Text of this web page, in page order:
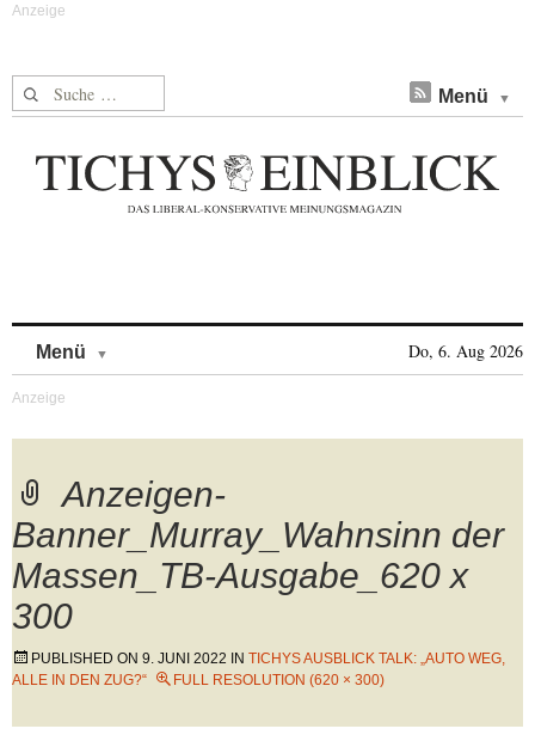
Suche nach: Menü
Menü Do, 6. Aug 2026
Anzeigen-
Banner_Murray_Wahnsinn der
Massen_TB-Ausgabe_620 x
300
PUBLISHED ON 9. JUNI 2022 IN TICHYS AUSBLICK TALK: „AUTO WEG,
ALLE IN DEN ZUG?“
FULL RESOLUTION (620 × 300)